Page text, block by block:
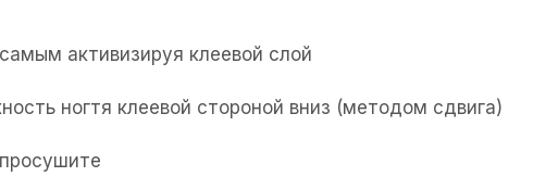
активизируя клеевой слой
ногтя клеевой стороной вниз (методом сдвига)